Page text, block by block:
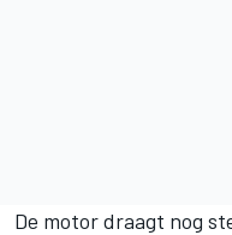
De motor draagt nog